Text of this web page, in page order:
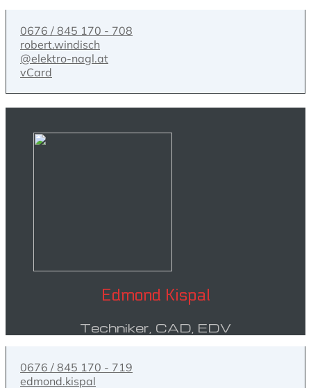
0676 / 845 170 - 708
robert.windisch
@elektro-nagl.at
vCard
Edmond Kispal
Techniker, CAD, EDV
0676 / 845 170 - 719
edmond.kispal